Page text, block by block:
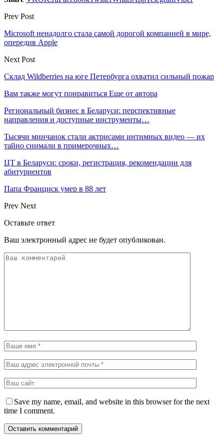
Prev Post
Microsoft ненадолго стала самой дорогой компанией в мире,
опередив Apple
Next Post
Склад Wildberries на юге Петербурга охватил сильный пожар
Вам также могут понравиться Еще от автора
Региональный бизнес в Беларуси: перспективные
направления и доступные инструменты…
Тысячи минчанок стали актрисами интимных видео — их
тайно снимали в примерочных…
ЦТ в Беларуси: сроки, регистрация, рекомендации для
абитуриентов
Папа Франциск умер в 88 лет
Prev Next
Оставьте ответ
Ваш электронный адрес не будет опубликован.
Save my name, email, and website in this browser for the next
time I comment.